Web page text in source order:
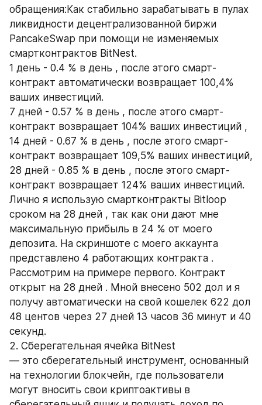
обращения:Как стабильно зарабатывать в пулах
ликвидности децентрализованной биржи
PancakeSwap при помощи не изменяемых
смартконтрактов BitNest.
1 день - 0.4 % в день , после этого смарт-
контракт автоматически возвращает 100,4%
ваших инвестиций.
7 дней - 0.57 % в день , после этого смарт-
контракт возвращает 104% ваших инвестиций ,
14 дней - 0.67 % в день , после этого смарт-
контракт возвращает 109,5% ваших инвестиций,
28 дней - 0.85 % в день , после этого смарт-
контракт возвращает 124% ваших инвестиций.
Лично я использую смартконтракты Bitloop
сроком на 28 дней , так как они дают мне
максимальную прибыль в 24 % от моего
депозита. На скриншоте с моего аккаунта
представлено 4 работающих контракта .
Рассмотрим на примере первого. Контракт
открыт на 28 дней . Мной внесено 502 дол и я
получу автоматически на свой кошелек 622 дол
48 центов через 27 дней 13 часов 36 минут и 40
секунд.
2. Сберегательная ячейка BitNest
— это сберегательный инструмент, основанный
на технологии блокчейн, где пользователи
могут вносить свои криптоактивы в